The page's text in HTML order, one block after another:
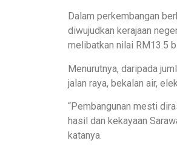
Dalam perkembangan
diwujudkan kerajaan
melibatkan nilai RM13.5
Menurutnya, daripada
jalan raya, bekalan air,
“Pembangunan mesti
hasil dan kekayaan
katanya.